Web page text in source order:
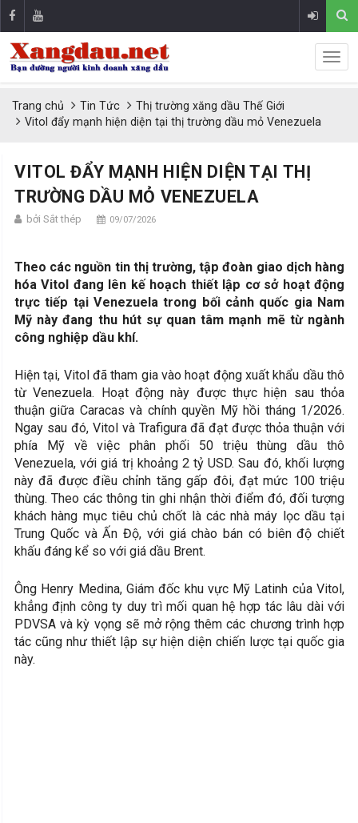
Trang chủ Tin Tức
Thị trường xăng dầu Thế Giới
Vitol đẩy mạnh hiện diện tại thị trường dầu mỏ Venezuela
VITOL ĐẨY MẠNH HIỆN DIỆN TẠI THỊ
TRƯỜNG DẦU MỎ VENEZUELA
bởi Sắt thép 09/07/2026
Theo các nguồn tin thị trường, tập đoàn giao dịch hàng
hóa Vitol đang lên kế hoạch thiết lập cơ sở hoạt động
trực tiếp tại Venezuela trong bối cảnh quốc gia Nam
Mỹ này đang thu hút sự quan tâm mạnh mẽ từ ngành
công nghiệp dầu khí.
Hiện tại, Vitol đã tham gia vào hoạt động xuất khẩu dầu thô
từ Venezuela. Hoạt động này được thực hiện sau thỏa
thuận giữa Caracas và chính quyền Mỹ hồi tháng 1/2026.
Ngay sau đó, Vitol và Trafigura đã đạt được thỏa thuận với
phía Mỹ về việc phân phối 50 triệu thùng dầu thô
Venezuela, với giá trị khoảng 2 tỷ USD. Sau đó, khối lượng
này đã được điều chỉnh tăng gấp đôi, đạt mức 100 triệu
thùng. Theo các thông tin ghi nhận thời điểm đó, đối tượng
khách hàng mục tiêu chủ chốt là các nhà máy lọc dầu tại
Trung Quốc và Ấn Độ, với giá chào bán có biên độ chiết
khấu đáng kể so với giá dầu Brent.
Ông Henry Medina, Giám đốc khu vực Mỹ Latinh của Vitol,
khẳng định công ty duy trì mối quan hệ hợp tác lâu dài với
PDVSA và kỳ vọng sẽ mở rộng thêm các chương trình hợp
tác cũng như thiết lập sự hiện diện chiến lược tại quốc gia
này.